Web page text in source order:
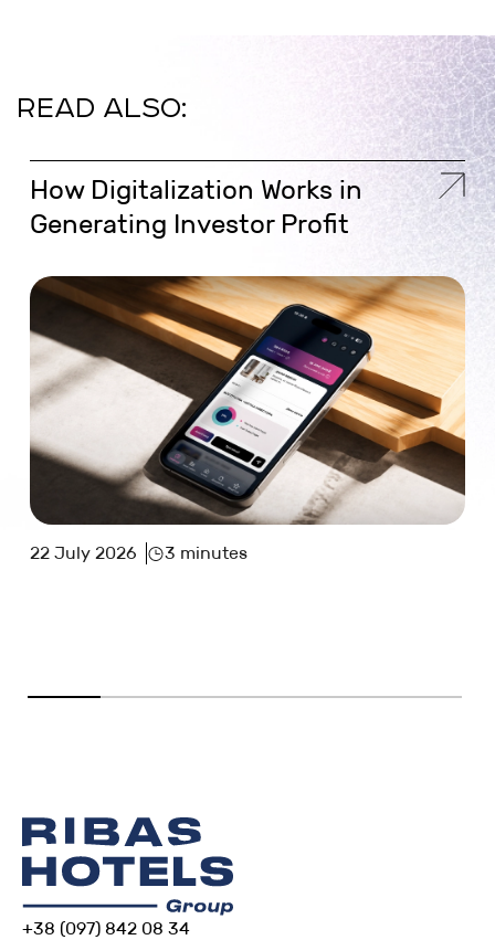
READ ALSO:
How Digitalization Works in
Generating Investor Profit
22 July 2026 3 minutes
+38 (097) 842 08 34